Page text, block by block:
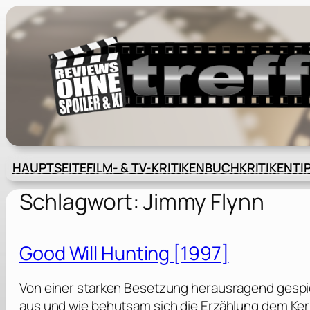
Zum
Inhalt
springen
HAUPTSEITEFILM- & TV-KRITIKENBUCHKRITIKEN
Schlagwort:Jimmy Flynn
Good Will Hunting [1997]
Von einer starken Besetzung herausragend
aus und wie behutsam sich die Erzählung dem